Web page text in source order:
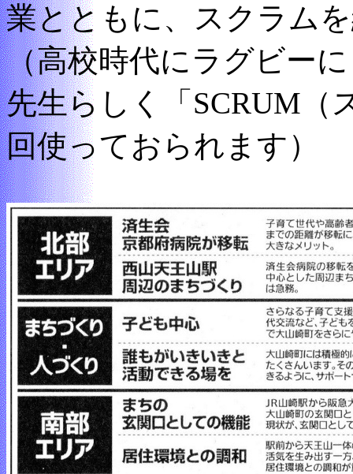
業とともに、スクラム
（高校時代にラグビー
先生らしく「SCRUM（
回使っておられます）